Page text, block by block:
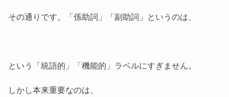
その通りです。「係助詞」「副助詞」というのは、
という「統語的」「機能的」ラベルにすぎません。
しかし本来重要なのは、